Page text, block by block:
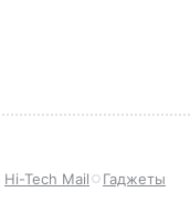
Hi-Tech Mail Гаджеты